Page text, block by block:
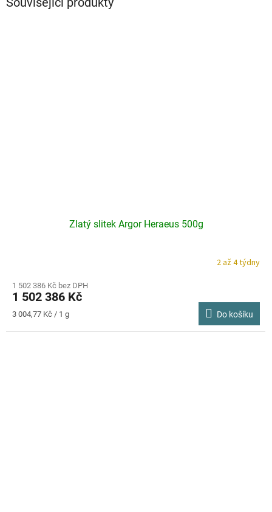
Zlatý slitek Argor Heraeus 500g
2 až 4 týdny
1 502 386 Kč bez DPH
1 502 386 Kč
Měrná
3 004,77 Kč / 1 g Do košíku